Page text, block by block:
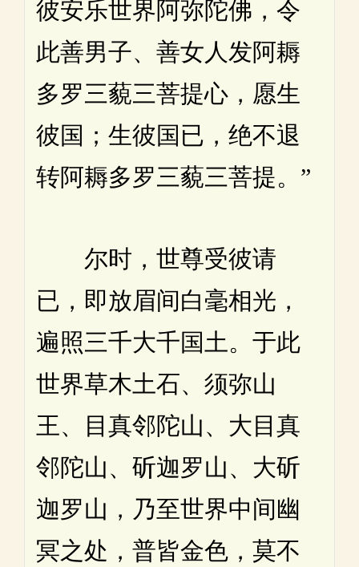
彼安乐世界阿弥陀佛，令
此善男子、善女人发阿耨
多罗三藐三菩提心，愿生
彼国；生彼国已，绝不退
转阿耨多罗三藐三菩提。”
尔时，世尊受彼请
已，即放眉间白毫相光，
遍照三千大千国土。于此
世界草木土石、须弥山
王、目真邻陀山、大目真
邻陀山、斫迦罗山、大斫
迦罗山，乃至世界中间幽
冥之处，普皆金色，莫不